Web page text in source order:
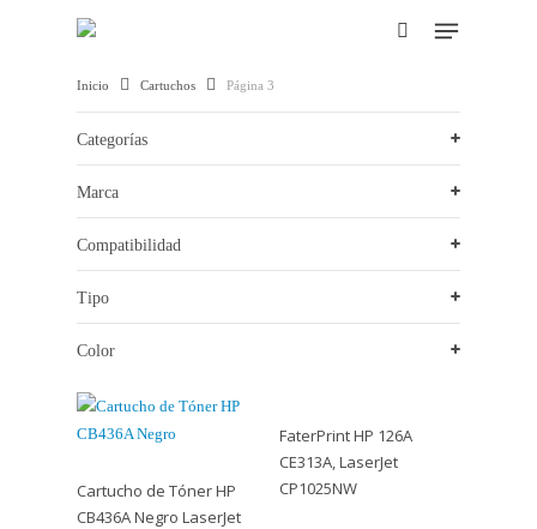
Hit enter to search or ESC to close
Menu
Inicio Cartuchos Página 3
Categorías
Marca
Compatibilidad
Tipo
Color
Cartucho de Tóner HP
CB436A Negro LaserJet
FaterPrint HP 126A
CE313A, LaserJet
CP1025NW